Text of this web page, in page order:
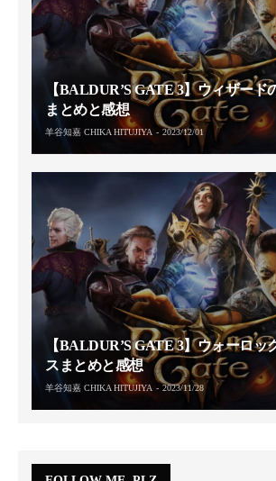
【BALDUR’S GATE 3】ウィザード
まとめと感想
羊谷知嘉 CHIKA HITUJIYA 2023/12/01
【BALDUR’S GATE 3】ウォーロッ
スまとめと感想
羊谷知嘉 CHIKA HITUJIYA 2023/11/28